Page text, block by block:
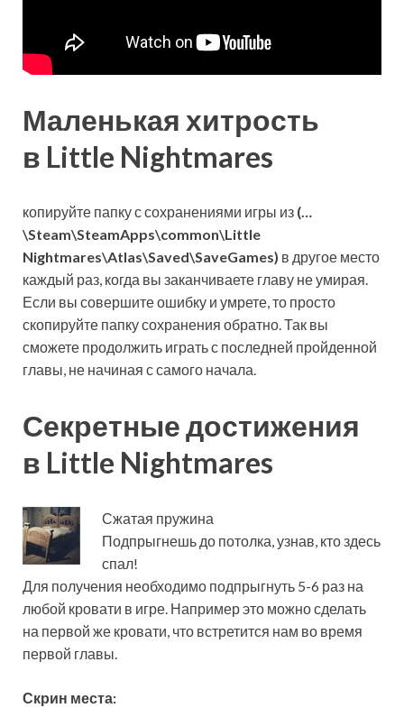
Маленькая хитрость
в Little Nightmares
копируйте папку с сохранениями игры из (…
\Steam\SteamApps\common\Little
Nightmares\Atlas\Saved\SaveGames) в другое место
каждый раз, когда вы заканчиваете главу не умирая.
Если вы совершите ошибку и умрете, то просто
скопируйте папку сохранения обратно. Так вы
сможете продолжить играть с последней пройденной
главы, не начиная с самого начала.
Секретные достижения
в Little Nightmares
Сжатая пружина
Подпрыгнешь до потолка, узнав, кто здесь
спал!
Для получения необходимо подпрыгнуть 5-6 раз на
любой кровати в игре. Например это можно сделать
на первой же кровати, что встретится нам во время
первой главы.
Скрин места: